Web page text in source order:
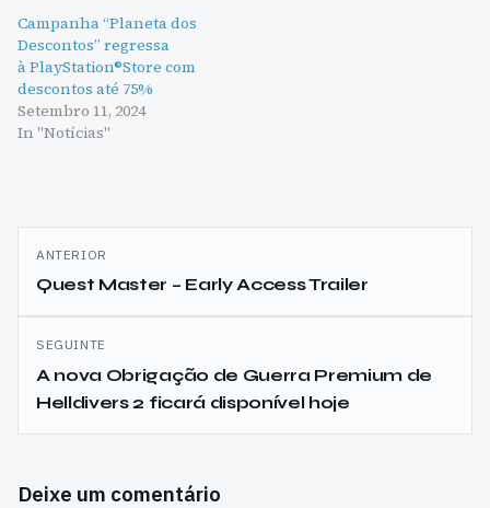
Campanha “Planeta dos
Descontos” regressa
à PlayStation®Store com
descontos até 75%
Setembro 11, 2024
In "Notícias"
Navegação
de
artigos
ANTERIOR
Quest Master – Early Access Trailer
SEGUINTE
A nova Obrigação de Guerra Premium de
Helldivers 2 ficará disponível hoje
Deixe um comentário